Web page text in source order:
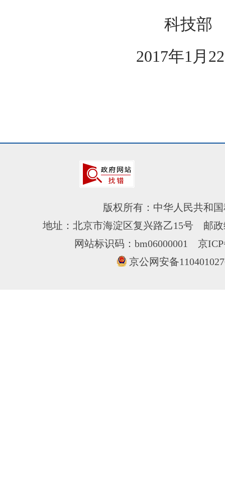
科技部
2017年1月
版权所有：中华人民共和
地址：北京市海淀区复兴路乙15号 邮
网站标识码：bm06000001 京
京公网安备